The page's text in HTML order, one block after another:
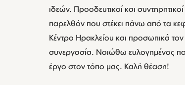
ιδεών. Προοδευτικοί και
παρελθόν που στέκει πάνω από τα
Κέντρο Ηρακλείου και προσωπικά τον
συνεργασία. Νοιώθω ευλογημένος
έργο στον τόπο μας. Καλή θέαση!